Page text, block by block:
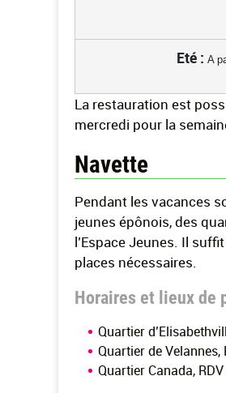
Eté : A
La restauration est
mercredi pour la
Navette
Pendant les vacances
jeunes épônois, des
l’Espace Jeunes. Il
places nécessaires.
Horaires et lieux de
Quartier
Quartier de Velannes,
Quartier Canada,